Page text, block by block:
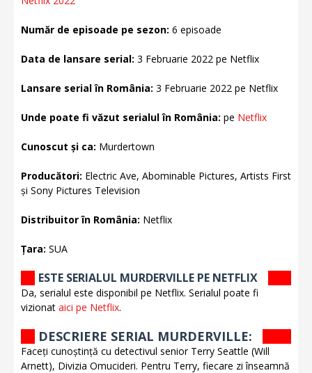
Număr de episoade pe sezon: 6 episoade
Data de lansare serial: 3 Februarie 2022 pe Netflix
Lansare serial în România: 3 Februarie 2022 pe Netflix
Unde poate fi văzut serialul în România: pe Netflix
Cunoscut și ca: Murdertown
Producători: Electric Ave, Abominable Pictures, Artists First
și Sony Pictures Television
Distribuitor în România: Netflix
Țara: SUA
ESTE SERIALUL MURDERVILLE PE NETFLIX
Da, serialul este disponibil pe Netflix. Serialul poate fi
vizionat aici pe Netflix.
DESCRIERE SERIAL MURDERVILLE:
Faceți cunoștință cu detectivul senior Terry Seattle (Will
Arnett), Divizia Omucideri. Pentru Terry, fiecare zi înseamnă